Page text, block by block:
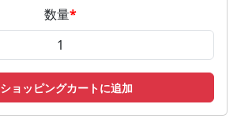
数量*
ショッピングカートに追加